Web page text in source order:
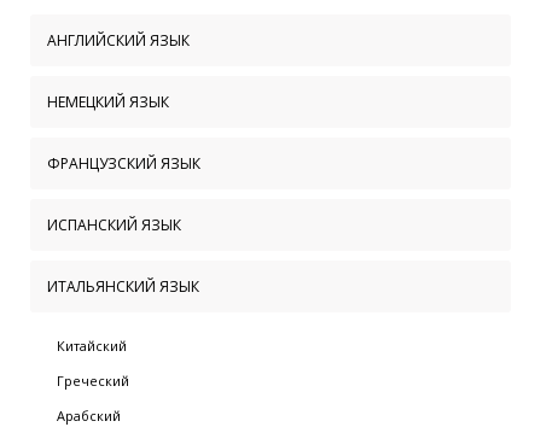
АНГЛИЙСКИЙ ЯЗЫК
НЕМЕЦКИЙ ЯЗЫК
ФРАНЦУЗСКИЙ ЯЗЫК
ИСПАНСКИЙ ЯЗЫК
ИТАЛЬЯНСКИЙ ЯЗЫК
Китайский
Греческий
Арабский